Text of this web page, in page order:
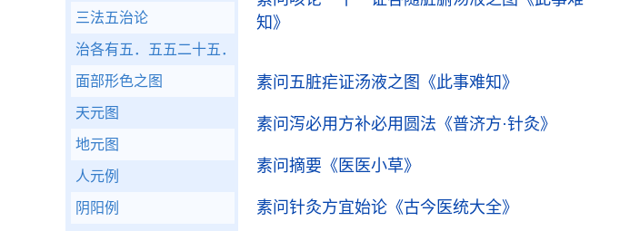
知》
素问五脏疟证汤液之图 《此事难知》
素问泻必用方补必用圆法 《普济方·针灸》
素问摘要 《医医小草》
素问针灸方宜始论 《古今医统大全》
三法五治论
治各有五．五五二十五．治如大之属．衰于戌金之属．衰于辰．是也
面部形色之图
天元图
地元图
人元例
阴阳例